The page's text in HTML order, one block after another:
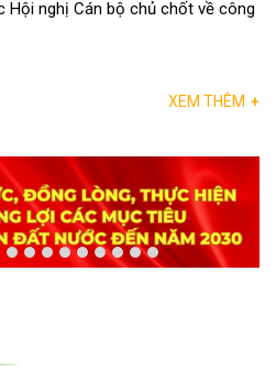
Hội nghị Cán bộ chủ chốt về công
XEM THÊM +